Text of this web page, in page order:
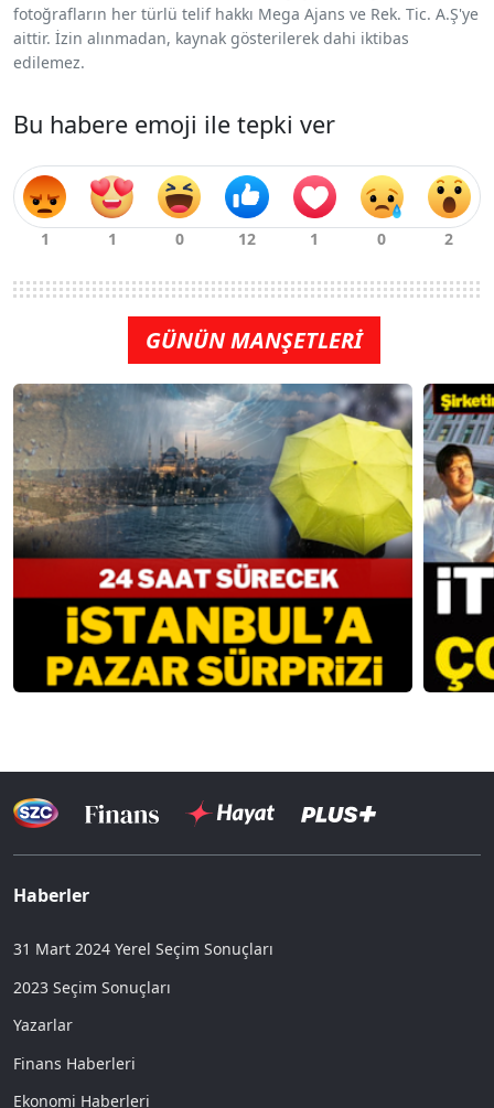
fotoğrafların her türlü telif hakkı Mega Ajans ve Rek. Tic. A.Ş'ye
aittir. İzin alınmadan, kaynak gösterilerek dahi iktibas
edilemez.
Bu habere emoji ile tepki ver
GÜNÜN MANŞETLERİ
Haberler
31 Mart 2024 Yerel Seçim Sonuçları
2023 Seçim Sonuçları
Yazarlar
Finans Haberleri
Ekonomi Haberleri